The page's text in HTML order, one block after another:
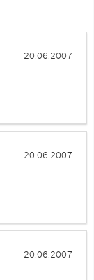
20.06.2007
20.06.2007
20.06.2007